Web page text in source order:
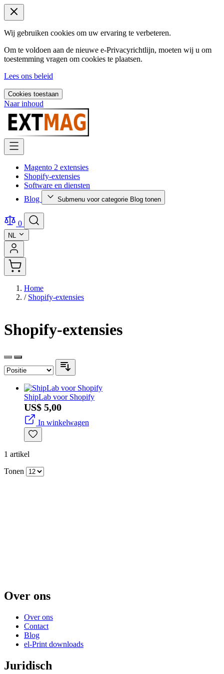
Wij gebruiken cookies om uw ervaring te verbeteren.
Om te voldoen aan de nieuwe e-Privacyrichtlijn, moeten wij u om
toestemming vragen om cookies te plaatsen.
Lees ons beleid
Cookies toestaan
Naar inhoud
Magento 2 extensies
Shopify-extensies
Software en diensten
Blog
Submenu voor categorie Blog tonen
0
NL
Home
/ Shopify-extensies
Shopify-extensies
ShipLab voor Shopify
US$ 5,00
In winkelwagen
1 artikel
Tonen
Over ons
Over ons
Contact
Blog
el-Print downloads
Juridisch